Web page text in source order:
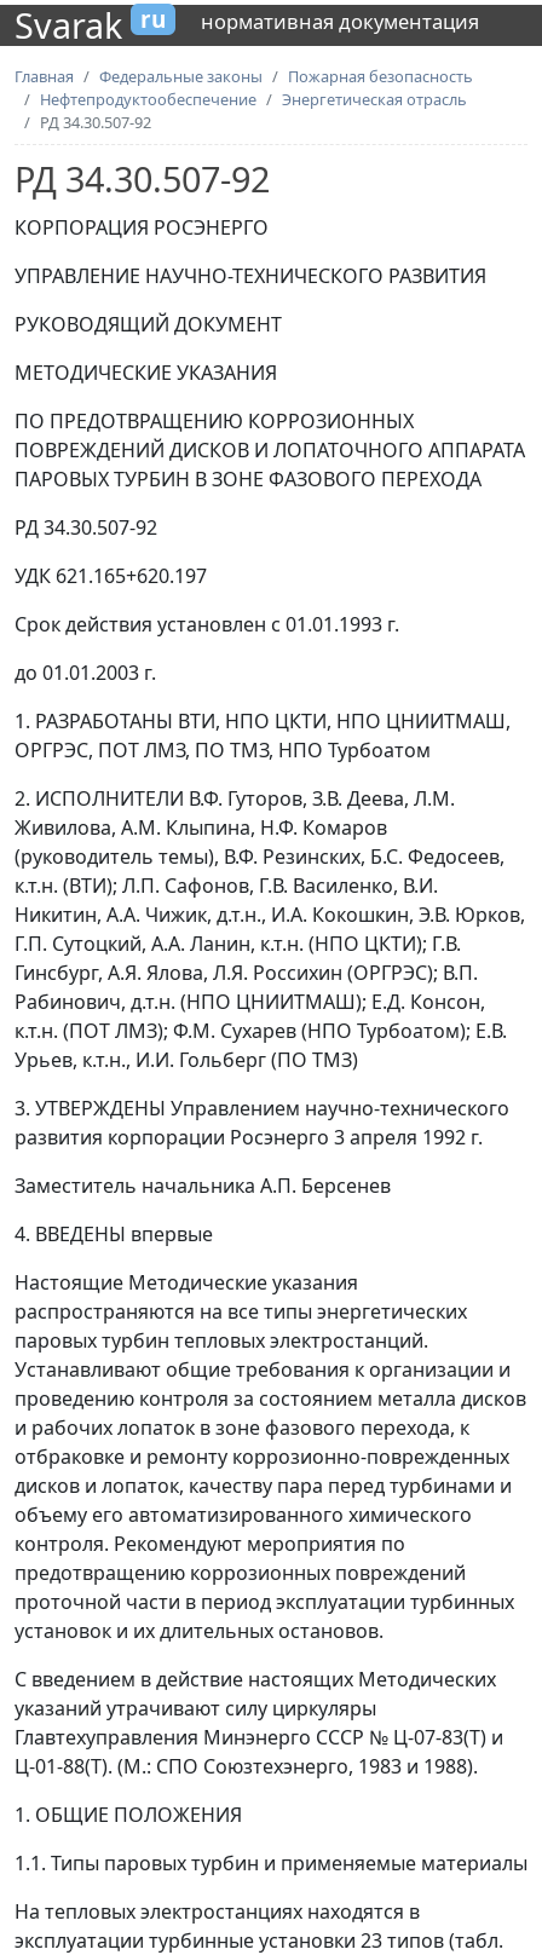
Svarak ru нормативная документация
Главная Федеральные законы
Пожарная безопасность
Нефтепродуктообеспечение
Энергетическая отрасль
РД 34.30.507-92
РД 34.30.507-92
КОРПОРАЦИЯ РОСЭНЕРГО
УПРАВЛЕНИЕ НАУЧНО-ТЕХНИЧЕСКОГО РАЗВИТИЯ
РУКОВОДЯЩИЙ ДОКУМЕНТ
МЕТОДИЧЕСКИЕ УКАЗАНИЯ
ПО ПРЕДОТВРАЩЕНИЮ КОРРОЗИОННЫХ
ПОВРЕЖДЕНИЙ ДИСКОВ И ЛОПАТОЧНОГО АППАРАТА
ПАРОВЫХ ТУРБИН В ЗОНЕ ФАЗОВОГО ПЕРЕХОДА
РД 34.30.507-92
УДК 621.165+620.197
Срок действия установлен с 01.01.1993 г.
до 01.01.2003 г.
1. РАЗРАБОТАНЫ ВТИ, НПО ЦКТИ, НПО ЦНИИТМАШ,
ОРГРЭС, ПОТ ЛМЗ, ПО ТМЗ, НПО Турбоатом
2. ИСПОЛНИТЕЛИ В.Ф. Гуторов, З.В. Деева, Л.М.
Живилова, А.М. Клыпина, Н.Ф. Комаров
(руководитель темы), В.Ф. Резинских, Б.С. Федосеев,
к.т.н. (ВТИ); Л.П. Сафонов, Г.В. Василенко, В.И.
Никитин, А.А. Чижик, д.т.н., И.А. Кокошкин, Э.В. Юрков,
Г.П. Сутоцкий, А.А. Ланин, к.т.н. (НПО ЦКТИ); Г.В.
Гинсбург, А.Я. Ялова, Л.Я. Россихин (ОРГРЭС); В.П.
Рабинович, д.т.н. (НПО ЦНИИТМАШ); Е.Д. Консон,
к.т.н. (ПОТ ЛМЗ); Ф.М. Сухарев (НПО Турбоатом); Е.В.
Урьев, к.т.н., И.И. Гольберг (ПО ТМЗ)
3. УТВЕРЖДЕНЫ Управлением научно-технического
развития корпорации Росэнерго 3 апреля 1992 г.
Заместитель начальника А.П. Берсенев
4. ВВЕДЕНЫ впервые
Настоящие Методические указания
распространяются на все типы энергетических
паровых турбин тепловых электростанций.
Устанавливают общие требования к организации и
проведению контроля за состоянием металла дисков
и рабочих лопаток в зоне фазового перехода, к
отбраковке и ремонту коррозионно-поврежденных
дисков и лопаток, качеству пара перед турбинами и
объему его автоматизированного химического
контроля. Рекомендуют мероприятия по
предотвращению коррозионных повреждений
проточной части в период эксплуатации турбинных
установок и их длительных остановов.
С введением в действие настоящих Методических
указаний утрачивают силу циркуляры
Главтехуправления Минэнерго СССР № Ц-07-83(Т) и
Ц-01-88(Т). (М.: СПО Союзтехэнерго, 1983 и 1988).
1. ОБЩИЕ ПОЛОЖЕНИЯ
1.1. Типы паровых турбин и применяемые материалы
На тепловых электростанциях находятся в
эксплуатации турбинные установки 23 типов (табл.